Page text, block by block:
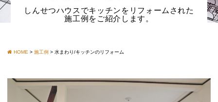
しんせつハウスでキッチンをリフォームされた
施工例をご紹介します。
HOME > 施工例 > 水まわり/キッチンのリフォーム